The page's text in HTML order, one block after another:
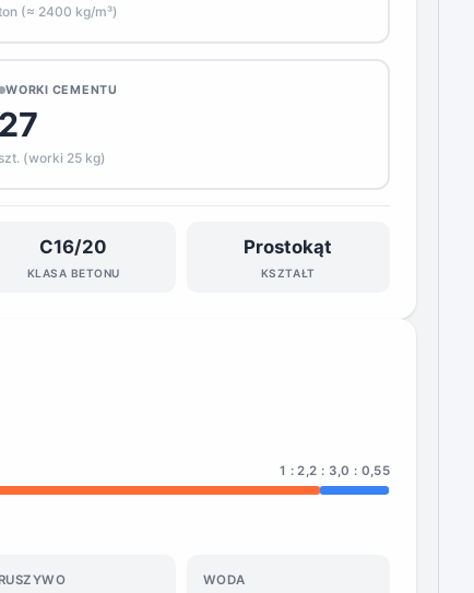
(≈ 2400 kg/m³)
WORKI CEMENTU
27
szt. (worki 25 kg)
C16/20
KLASA BETONU
Prostokąt
KSZTAŁT
1 : 2,2 : 3,0 : 0,55
WODA